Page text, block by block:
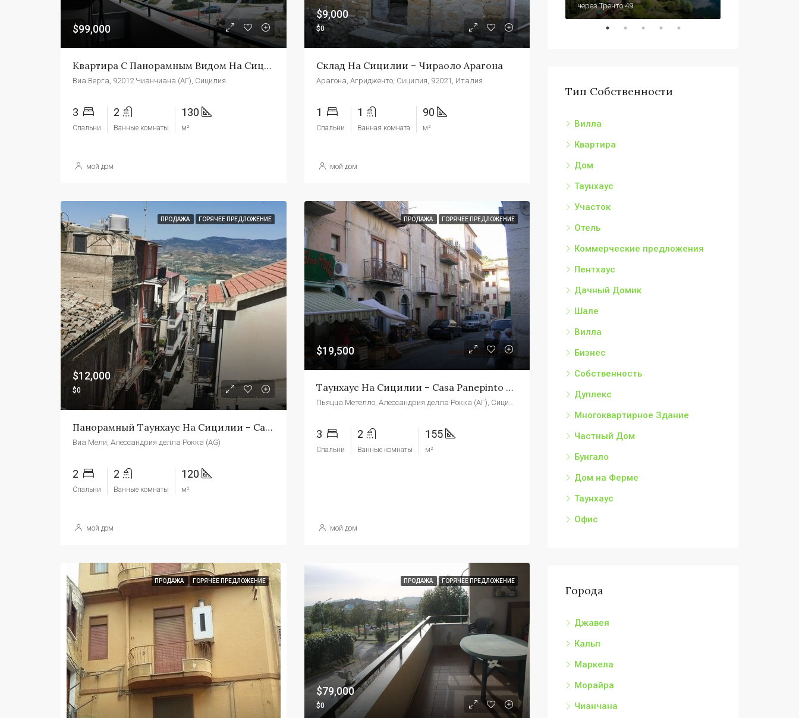
$99,000
Квартира С Панорамным Видом На Сицилии – Квартира Термини Виа Верга
Виа Верга, 92012 Чианчиана (АГ), Сицилия
3
Спальни
2
Ванные комнаты
130
м²
мой дом
$9,000
$0
Склад На Сицилии – Чираоло Арагона
Арагона, Агридженто, Сицилия, 92021, Италия
1
Спальни
1
Ванная комната
90
м²
мой дом
ПРОДАЖА ГОРЯЧЕЕ ПРЕДЛОЖЕНИЕ
$12,000
$0
Панорамный Таунхаус На Сицилии – Casa Mendola Alessandria
Виа Мели, Алессандрия делла Рокка (AG)
2
Спальни
2
Ванные комнаты
120
м²
мой дом
ПРОДАЖА ГОРЯЧЕЕ ПРЕДЛОЖЕНИЕ
$19,500
Таунхаус На Сицилии – Casa Panepinto Piazza Metello
Пьяцца Метелло, Алессандрия делла Рокка (АГ), Сицилия
3
Спальни
2
Ванные комнаты
155
м²
мой дом
ПРОДАЖА ГОРЯЧЕЕ ПРЕДЛОЖЕНИЕ ПРОДАЖА ГОРЯЧЕЕ ПРЕДЛОЖЕНИЕ
$79,000
$0
Торре Макауда
через Тренто 49
Тип Собственности
Вилла
Квартира
Дом
Таунхаус
Участок
Отель
Коммерческие предложения
Пентхаус
Дачный Домик
Шале
Вилла
Бизнес
Собственность
Дуплекс
Многоквартирное Здание
Частный Дом
Бунгало
Дом на Ферме
Таунхаус
Офис
Города
Джавея
Кальп
Маркела
Морайра
Чианчана